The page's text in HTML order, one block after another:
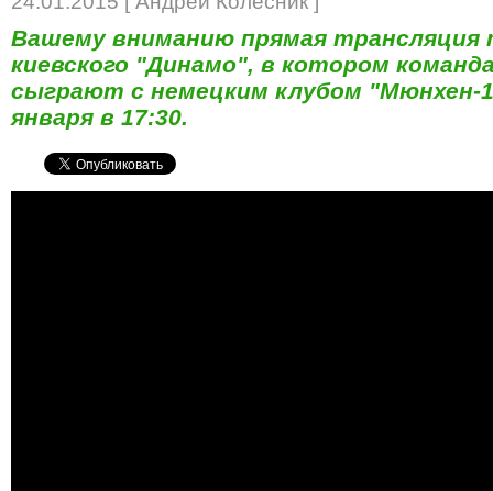
Вашему вниманию прямая трансляция
киевского "Динамо", в котором
сыграют с немецким клубом "Мюнхен-
января в 17:30.